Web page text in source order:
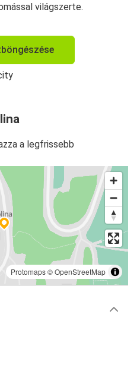
világszerte.
a legfrissebb
Protomaps©OpenStreetMap